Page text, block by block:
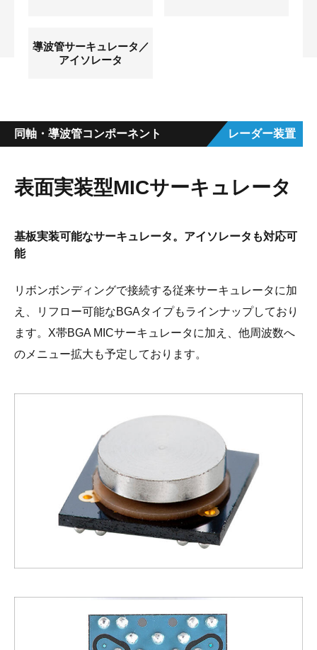
導波管サーキュレータ／
アイソレータ
同軸・導波管コンポーネント レーダー装置
表面実装型MICサーキュレータ
基板実装可能なサーキュレータ。アイソレータも対応可
能
リボンボンディングで接続する従来サーキュレータに加
え、リフロー可能なBGAタイプもラインナップしており
ます。X帯BGA MICサーキュレータに加え、他周波数へ
のメニュー拡大も予定しております。